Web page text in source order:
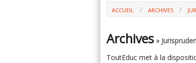
ACCUEIL ARCHIVES
FAIT "AUCUNE PROPOSITION"
Archives »
ToutEduc met à la